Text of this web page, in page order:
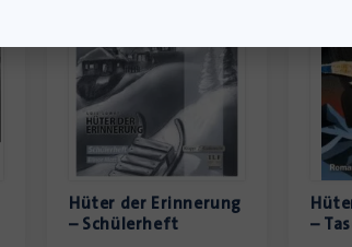
Hüter der Erinnerung
– Schülerheft
–